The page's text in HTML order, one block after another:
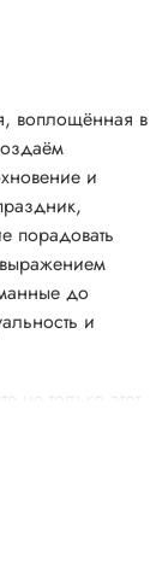
воплощённая в
и
порадовать
до
и
только этот
и даже